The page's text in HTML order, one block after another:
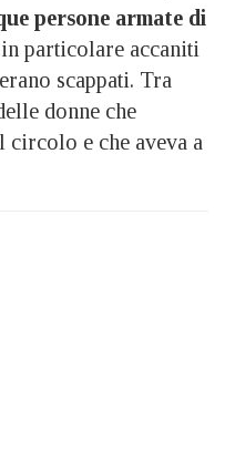
persone armate di
particolare accaniti
scappati. Tra
donne che
circolo e che aveva a